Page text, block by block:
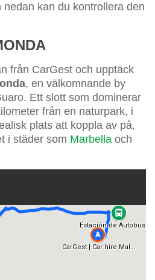
kan du kontrollera den
från CarGest och upptäck
, en välkomnande by
Ett slott som dominerar
från en naturpark, i
plats att koppla av på,
i städer som Marbella och